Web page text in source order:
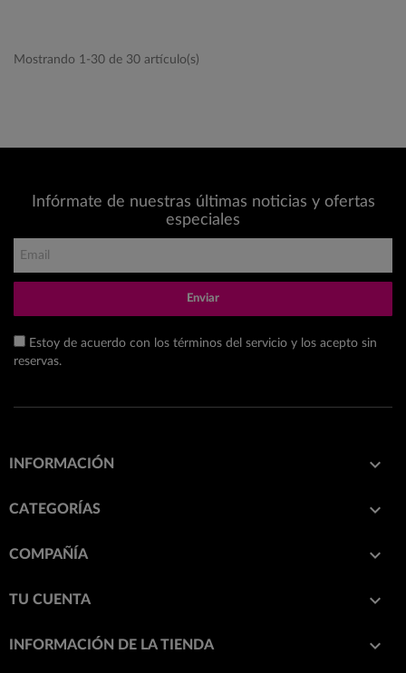
Mostrando 1-30 de 30 artículo(s)
Infórmate de nuestras últimas noticias y ofertas
especiales
Enviar
Estoy de acuerdo con los términos del servicio y los acepto sin
reservas.
INFORMACIÓN 
CATEGORÍAS 
COMPAÑÍA 
TU CUENTA 
INFORMACIÓN DE LA TIENDA keyboard_arrow_down